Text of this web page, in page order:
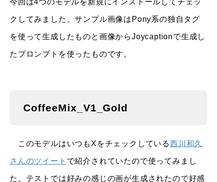
今回は4つのモデルを新規にインストールしてチェッ
クしてみました。サンプル画像はPony系の独自タグ
を使って生成したものと画像からJoycaptionで生成し
たプロンプトを使ったものです。
CoffeeMix_V1_Gold
このモデルはいつもXをチェックしている西川和久
さんのツイート で紹介されていたので使ってみまし
た。テストでは好みの感じの画が生成されたので好感